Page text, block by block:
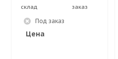
склад заказ
Под заказ
Цена